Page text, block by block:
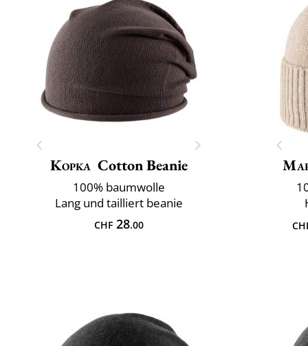
Kopka Cotton Beanie
100% baumwolle
Lang und tailliert beanie
CHF28.00